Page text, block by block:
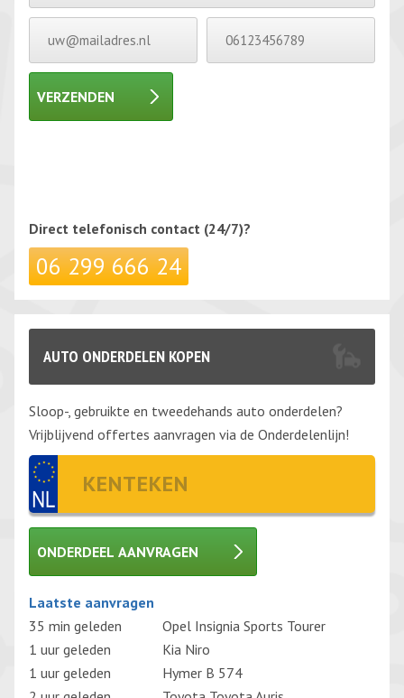
VERZENDEN
Direct telefonisch contact (24/7)?
06 299 666 24
AUTO ONDERDELEN KOPEN
Sloop-, gebruikte en tweedehands auto onderdelen?
Vrijblijvend offertes aanvragen via de Onderdelenlijn!
ONDERDEEL AANVRAGEN
Gelieve dit veld leeg te laten.
Laatste aanvragen
35 min geleden
Opel Insignia Sports Tourer
1 uur geleden
Kia Niro
1 uur geleden
Hymer B 574